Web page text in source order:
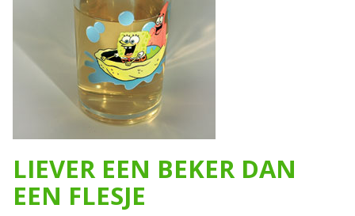
LIEVER EEN BEKER DAN
EEN FLESJE